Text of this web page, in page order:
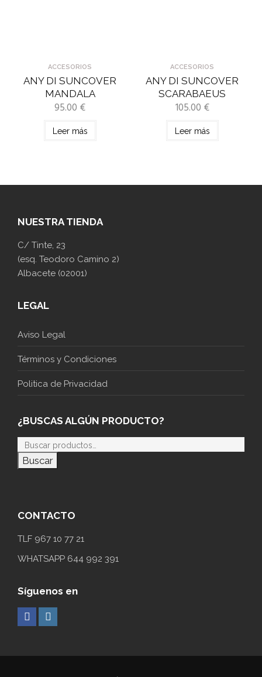
ACCESORIOS
ANY DI SUNCOVER
MANDALA
95.00 €
Leer más
ACCESORIOS
ANY DI SUNCOVER
SCARABAEUS
105.00 €
Leer más
NUESTRA TIENDA
C/ Tinte, 23
(esq. Teodoro Camino 2)
Albacete (02001)
LEGAL
Aviso Legal
Términos y Condiciones
Politica de Privacidad
¿BUSCAS ALGÚN PRODUCTO?
Buscar
CONTACTO
TLF 967 10 77 21
WHATSAPP 644 992 391
Síguenos en